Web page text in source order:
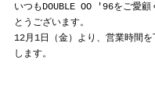
いつもDOUBLE OO '96をご愛顧
とうございます。
12月1日（金）より、営業時間
します。